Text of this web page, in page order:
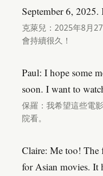
September 6,
克萊兒：2025年8月
會持續很久！
Paul: I hope some
soon. I want to
保羅：我希望這些電
院看。
Claire: Me too! The
for Asian movies. It